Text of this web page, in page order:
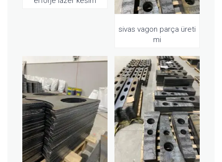
sivas vagon parça üreti
mi